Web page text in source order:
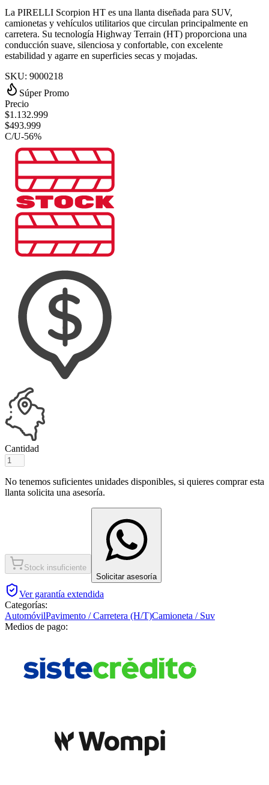
La PIRELLI Scorpion HT es una llanta diseñada para SUV,
camionetas y vehículos utilitarios que circulan principalmente en
carretera. Su tecnología Highway Terrain (HT) proporciona una
conducción suave, silenciosa y confortable, con excelente
estabilidad y agarre en superficies secas y mojadas.
SKU: 9000218
Súper Promo
Precio
$1.132.999
$493.999
C/U-56%
Cantidad
No tenemos suficientes unidades disponibles, si quieres comprar esta
llanta solicita una asesoría.
Stock insuficiente
Solicitar asesoría
Ver garantía extendida
Categorías:
AutomóvilPavimento / Carretera (H/T)Camioneta / Suv
Medios de pago: